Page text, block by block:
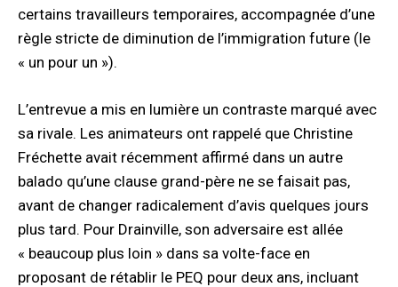
certains travailleurs temporaires, accompagnée d’une
règle stricte de diminution de l’immigration future (le
« un pour un »).
L’entrevue a mis en lumière un contraste marqué avec
sa rivale. Les animateurs ont rappelé que Christine
Fréchette avait récemment affirmé dans un autre
balado qu’une clause grand-père ne se faisait pas,
avant de changer radicalement d’avis quelques jours
plus tard. Pour Drainville, son adversaire est allée
« beaucoup plus loin » dans sa volte-face en
proposant de rétablir le PEQ pour deux ans, incluant